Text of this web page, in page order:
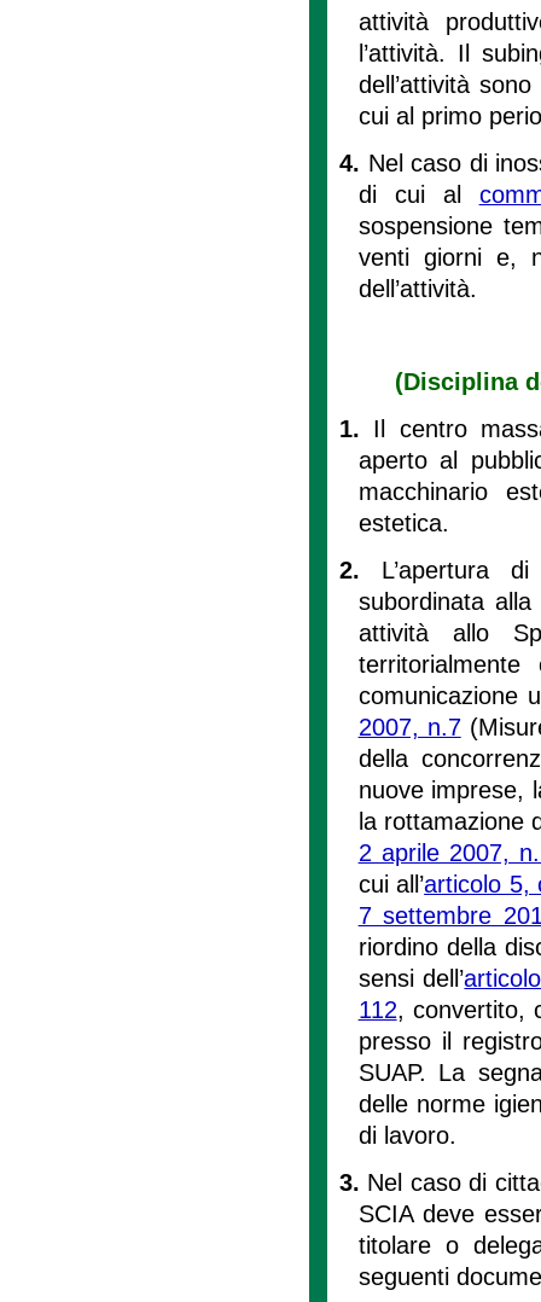
attività
l’attività. Il
dell’attività
cui al primo
4. Nel caso di
di cui al
sospensione
venti giorni e,
dell’attività.
(Disciplina
1. Il centro
aperto al
macchinario
estetica.
2. L’apertura
subordinata
attività allo
comunicazione
2007, n.7
della
nuove imprese,
la rottamazione
2 aprile 2007,
cui all’articolo 5,
7 settembre
riordino della
sensi dell’
112, convertito,
presso il
SUAP. La
delle norme
di lavoro.
3. Nel caso di
SCIA deve
titolare o
seguenti